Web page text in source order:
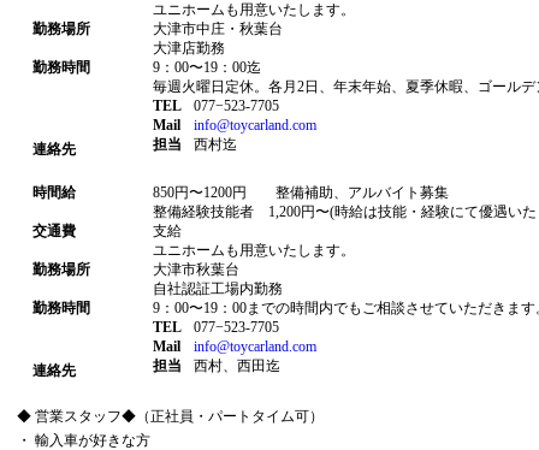
ユニホームも用意いたします。
勤務場所
大津市中庄・秋葉台
大津店勤務
勤務時間
9：00〜19：00迄
毎週火曜日定休。各月2日、年末年始、夏季休暇、ゴール
連絡先
TEL
Mail
担当
077−523-7705
info@toycarland.com
西村迄
時間給
850円〜1200円 整備補助、アルバイト募集
整備経験技能者 1,200円〜(時給は技能・経験にて優遇い
交通費
支給
ユニホームも用意いたします。
勤務場所
大津市秋葉台
自社認証工場内勤務
勤務時間
9：00〜19：00までの時間内でもご相談させていただきます
連絡先
TEL
Mail
担当
077−523-7705
info@toycarland.com
西村、西田迄
◆ 営業スタッフ◆（正社員・パートタイム可）
・ 輸入車が好きな方